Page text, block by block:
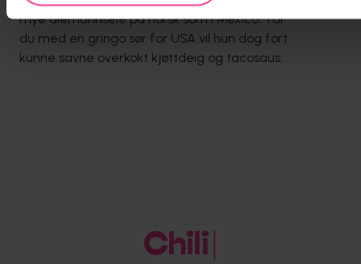
mye alemannseie på norsk som i Mexico. Tar
du med en gringo sør for USA vil hun dog fort
kunne savne overkokt kjøttdeig og tacosaus.
Chili